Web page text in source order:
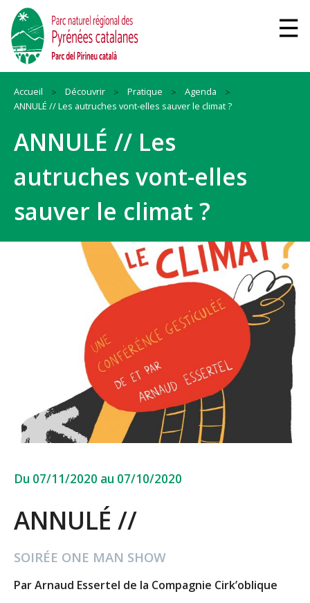
Accueil Découvrir Pratique
Agenda
ANNULÉ // Les autruches vont-elles sauver le climat ?
ANNULÉ // Les
autruches vont-elles
sauver le climat ?
Du 07/11/2020 au 07/10/2020
ANNULÉ //
SOIRÉE ONE MAN SHOW
Par Arnaud Essertel de la Compagnie Cirk’oblique